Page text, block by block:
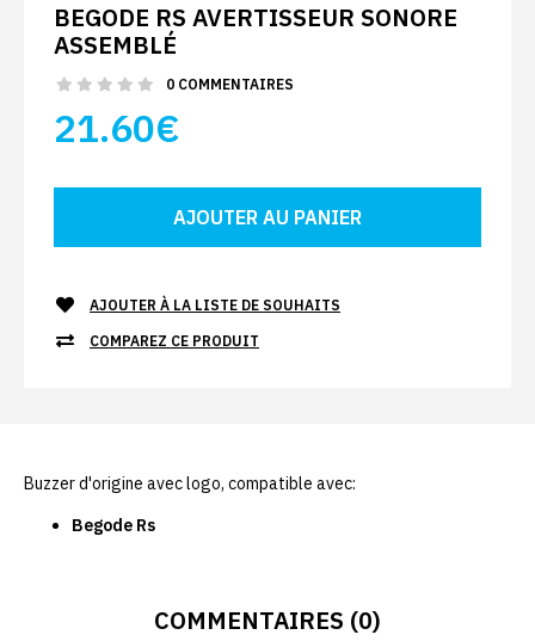
BEGODE RS AVERTISSEUR SONORE
ASSEMBLÉ
0 COMMENTAIRES
21.60€
AJOUTER À LA LISTE DE SOUHAITS
COMPAREZ CE PRODUIT
Buzzer d'origine avec logo, compatible avec:
Begode Rs
COMMENTAIRES (0)